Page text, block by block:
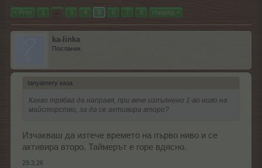
< Prev 1 ← 3 4 5 6 7 8 Напред >
ka-linka
Посланик
tanyamery каза: ↑
Какво трябва да направя, при вече изпълнено 1-во ниво на
майсторство, за да се активира второ?
Изчакваш да изтече времето на първо ниво и се
активира второ. Таймерът е горе вдясно.
29.3.26